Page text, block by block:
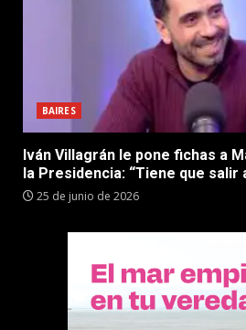
BAIRES
Iván Villagrán le pone fichas a
la Presidencia: “Tiene que salir
25 de junio de 2026